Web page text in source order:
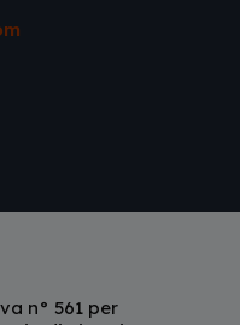
n° 561 per